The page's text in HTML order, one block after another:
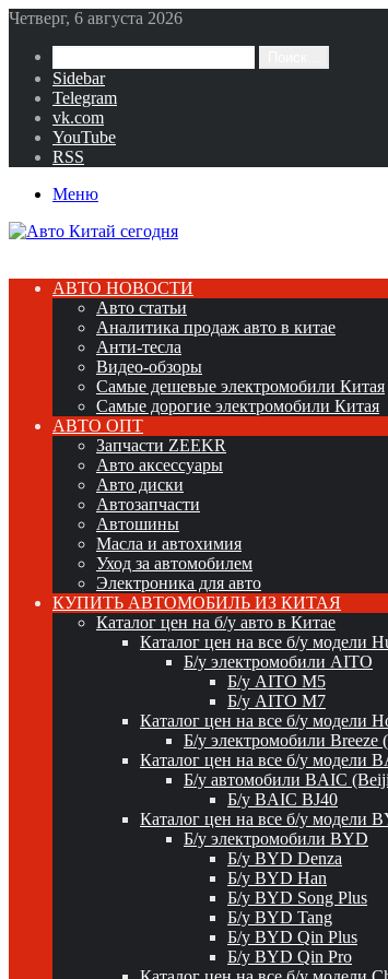
Четверг, 6 августа 2026
Sidebar
Telegram
vk.com
YouTube
RSS
Меню
АВТО НОВОСТИ
Авто статьи
Аналитика продаж авто в китае
Анти-тесла
Видео-обзоры
Самые дешевые электромобили Китая
Самые дорогие электромобили Китая
АВТО ОПТ
Запчасти ZEEKR
Авто аксессуары
Авто диски
Автозапчасти
Автошины
Масла и автохимия
Уход за автомобилем
Электроника для авто
КУПИТЬ АВТОМОБИЛЬ ИЗ КИТАЯ
Каталог цен на б/у авто в Китае
Каталог цен на все б/у модели
Б/у электромобили AITO
Б/у AITO M5
Б/у AITO M7
Каталог цен на все б/у модели
Б/у электромобили Breeze
Каталог цен на все б/у модели
Б/у автомобили BAIC
Б/у BAIC BJ40
Каталог цен на все б/у модели
Б/у электромобили BYD
Б/у BYD Denza
Б/у BYD Han
Б/у BYD Song Plus
Б/у BYD Tang
Б/у BYD Qin Plus
Б/у BYD Qin Pro